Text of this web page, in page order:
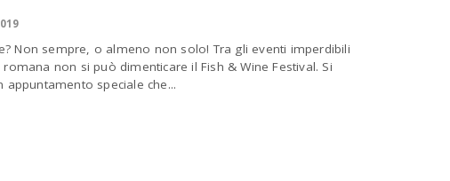
Non sempre, o almeno non solo! Tra gli eventi imperdibili
non si può dimenticare il Fish & Wine Festival. Si
appuntamento speciale che...